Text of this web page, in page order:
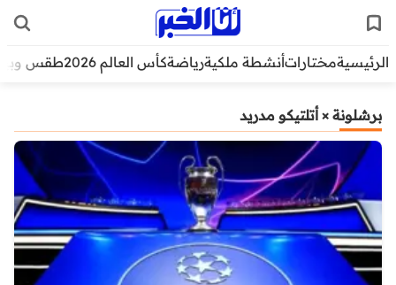
الرئيسيةمختاراتأنشطة ملكيةرياضةكأس العالم 2026 طقس
برشلونة × أتلتيكو مدريد